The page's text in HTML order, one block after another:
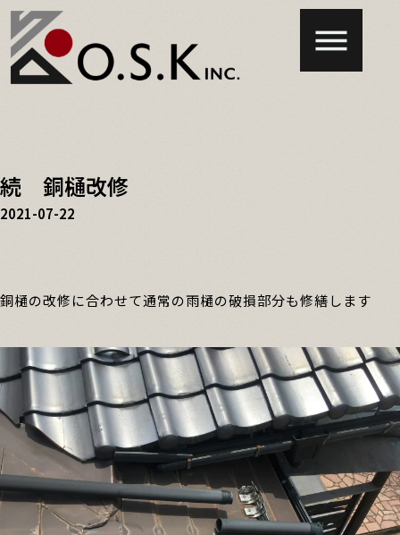
続 銅樋改修
2021-07-22
銅樋の改修に合わせて通常の雨樋の破損部分も修繕します